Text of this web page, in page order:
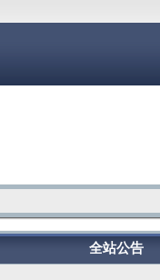
全站公告